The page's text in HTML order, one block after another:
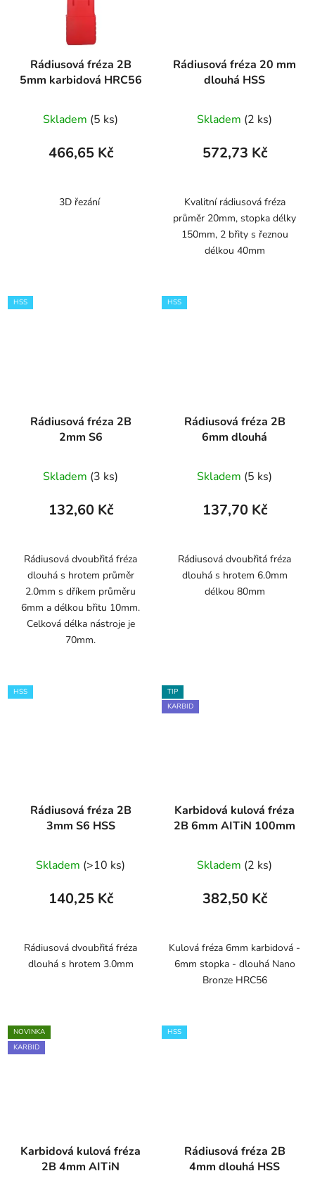
Rádiusová fréza 2B
5mm karbidová HRC56
Skladem (5 ks)
466,65 Kč
3D řezání
Rádiusová fréza 20 mm
dlouhá HSS
Skladem (2 ks)
572,73 Kč
Kvalitní rádiusová fréza
průměr 20mm, stopka délky
150mm, 2 břity s řeznou
délkou 40mm
HSS
Rádiusová fréza 2B
2mm S6
Skladem (3 ks)
132,60 Kč
Rádiusová dvoubřitá fréza
dlouhá s hrotem průměr
2.0mm s dříkem průměru
6mm a délkou břitu 10mm.
Celková délka nástroje je
70mm.
HSS
Rádiusová fréza 2B
6mm dlouhá
Skladem (5 ks)
137,70 Kč
Rádiusová dvoubřitá fréza
dlouhá s hrotem 6.0mm
délkou 80mm
HSS
Rádiusová fréza 2B
3mm S6 HSS
Skladem (>10 ks)
140,25 Kč
Rádiusová dvoubřitá fréza
dlouhá s hrotem 3.0mm
TIP
KARBID
Karbidová kulová fréza
2B 6mm AITiN 100mm
Skladem (2 ks)
382,50 Kč
Kulová fréza 6mm karbidová -
6mm stopka - dlouhá Nano
Bronze HRC56
NOVINKA
KARBID
Karbidová kulová fréza
2B 4mm AITiN
HSS
Rádiusová fréza 2B
4mm dlouhá HSS